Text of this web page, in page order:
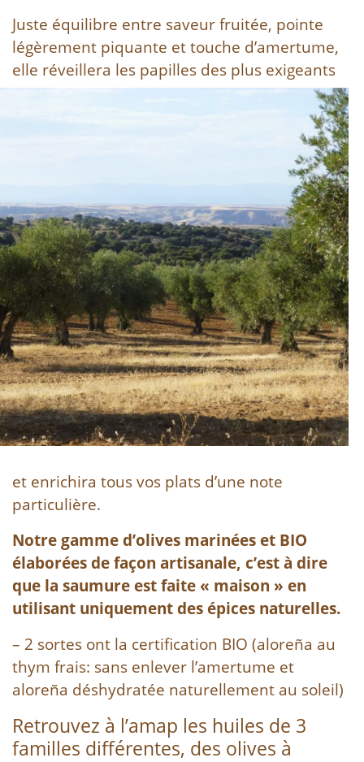
Juste équilibre entre saveur fruitée, pointe
légèrement piquante et touche d’amertume,
elle réveillera les papilles des plus exigeants
et enrichira tous vos plats d’une note
particulière.
Notre gamme d’olives marinées et BIO
élaborées de façon artisanale, c’est à dire
que la saumure est faite « maison » en
utilisant uniquement des épices naturelles.
– 2 sortes ont la certification BIO (aloreña au
thym frais: sans enlever l’amertume et
aloreña déshydratée naturellement au soleil)
Retrouvez à l’amap les huiles de 3
familles différentes, des olives à